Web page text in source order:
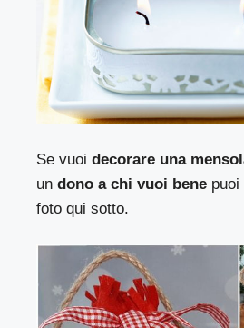
Se vuoidecorare una
un dono a chi vuoi bene
foto qui sotto.